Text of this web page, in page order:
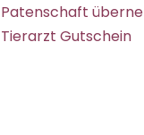
Patenschaft
Tierarzt Gutschein